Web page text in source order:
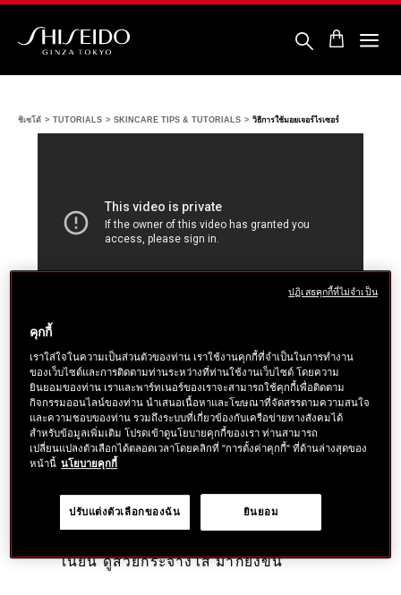
ข้าม
เซ
ชิเซโด้ TUTORIALS SKINCARE TIPS & TUTORIALS วิธีการใช้มอยเจอร์ไรเซอร์
SKINCARE TIPS & TUTORIALS
วิธีการใช้มอยเจอร์ไรเซอร์
ปลุกพลังความงามให้ผิวคุณ: คุณทราบ
หรือไม่การเติมความชุ่มชื่นให้ผิวคือเคล็ด
ลับความงามฉบับชิเซโด้ กลุ่มผลิตภัณฑ์
รับความชุ่มชื่นแลดูเปล่งปลั่ง บอกลา
ความล้าและสัญญาณแห่งความร่วงโรย
เนียน ดูสวยกระจ่างใส มากยิ่งขึ้น
คุกกี้
เราใส่ใจในความเป็นส่วนตัวของท่าน เราใช้งานคุกกี้ที่จำเป็นในการทำงาน
ของเว็บไซต์และการติดตามท่านระหว่างที่ท่านใช้งานเว็บไซต์ โดยความ
ยินยอมของท่าน เราและพาร์ทเนอร์ของเราจะสามารถใช้คุกกี้เพื่อติดตาม
กิจกรรมออนไลน์ของท่าน นำเสนอเนื้อหาและโฆษณาที่จัดสรรตามความสนใจ
และความชอบของท่าน รวมถึงระบบที่เกี่ยวข้องกับเครือข่ายทางสังคมได้
สำหรับข้อมูลเพิ่มเติม โปรดเข้าดูนโยบายคุกกี้ของเรา ท่านสามารถ
เปลี่ยนแปลงตัวเลือกได้ตลอดเวลาโดยคลิกที่ "การตั้งค่าคุกกี้" ที่ด้านล่างสุดของ
หน้านี้ นโยบายคุกกี้
ยินยอม
ปรับแต่งตัวเลือกของฉัน
ปฏิเสธคุกกี้ที่ไม่จำเป็น